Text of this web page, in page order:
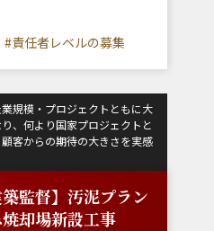
#責任者レベルの募集
規模・プロジェクトともに大
、何より国家プロジェクトと
客からの期待の大きさを実感
築監督】汚泥プラン
却場新設工事